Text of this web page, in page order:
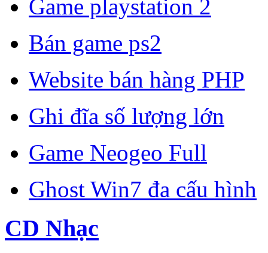
Game playstation 2
Bán game ps2
Website bán hàng PHP
Ghi đĩa số lượng lớn
Game Neogeo Full
Ghost Win7 đa cấu hình
CD Nhạc